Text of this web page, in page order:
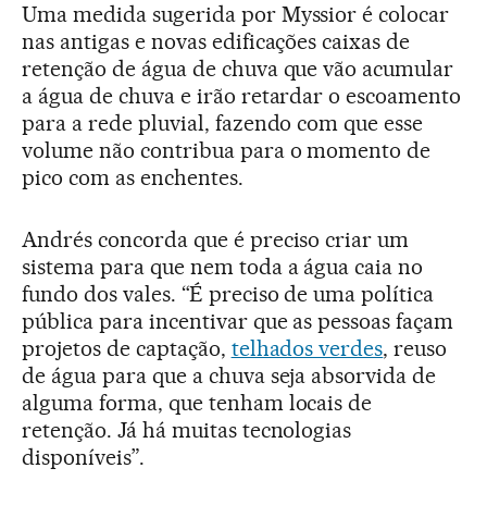
Uma medida sugerida por Myssior é colocar
nas antigas e novas edificações caixas de
retenção de água de chuva que vão acumular
a água de chuva e irão retardar o escoamento
para a rede pluvial, fazendo com que esse
volume não contribua para o momento de
pico com as enchentes.
Andrés concorda que é preciso criar um
sistema para que nem toda a água caia no
fundo dos vales. “É preciso de uma política
pública para incentivar que as pessoas façam
projetos de captação, telhados verdes, reuso
de água para que a chuva seja absorvida de
alguma forma, que tenham locais de
retenção. Já há muitas tecnologias
disponíveis”.